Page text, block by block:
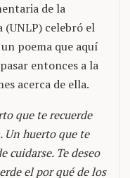
de la
(UNLP) celebró el
poema que aquí
entonces a la
acerca de ella.
que te recuerde
Un huerto que te
cuidarse. Te deseo
el por qué de los